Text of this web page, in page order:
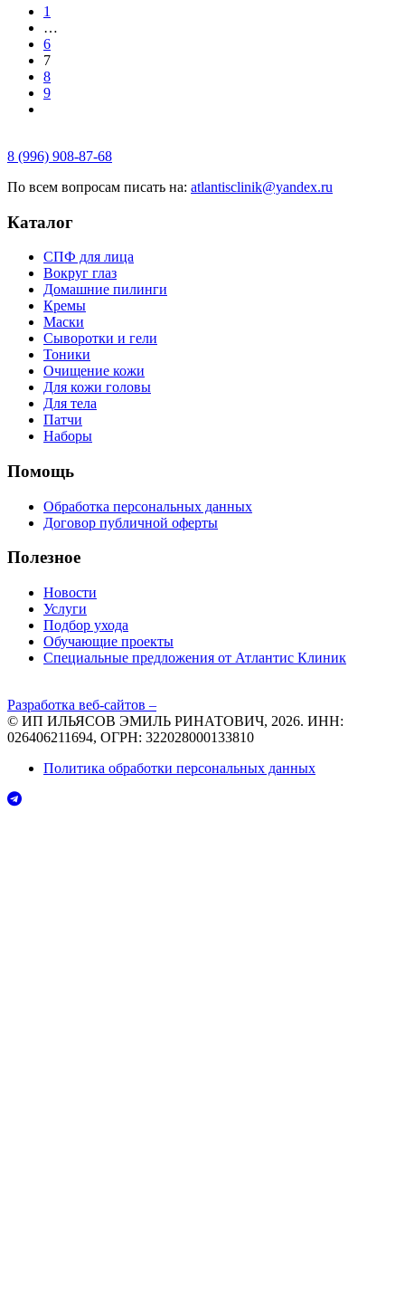
1
…
6
7
8
9
8 (996) 908-87-68
По всем вопросам писать на: atlantisclinik@yandex.ru
Каталог
СПФ для лица
Вокруг глаз
Домашние пилинги
Кремы
Маски
Сыворотки и гели
Тоники
Очищение кожи
Для кожи головы
Для тела
Патчи
Наборы
Помощь
Обработка персональных данных
Договор публичной оферты
Полезное
Новости
Услуги
Подбор ухода
Обучающие проекты
Специальные предложения от Атлантис Клиник
Разработка веб-сайтов –
© ИП ИЛЬЯСОВ ЭМИЛЬ РИНАТОВИЧ, 2026. ИНН:
026406211694, ОГРН: 322028000133810
Политика обработки персональных данных